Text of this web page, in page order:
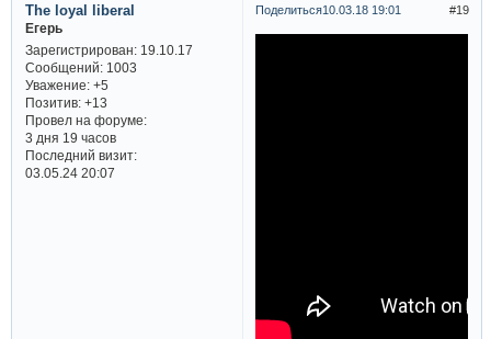
Поделиться 19
10.03.18 19:01
The loyal liberal
Егерь
Зарегистрирован: 19.10.17
Сообщений:1003
Уважение: +5
Позитив: +13
Провел на форуме:
3 дня 19 часов
Последний визит:
03.05.24 20:07